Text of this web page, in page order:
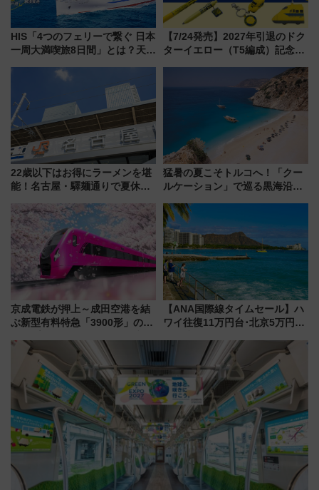
HIS「4つのフェリーで繋ぐ 日本
一周大満喫旅8日間」とは？天橋
の絶景＆限定グルメを網羅！煩
雑な手続きも不要でお手軽に楽
しめるプランが登場
【7/24発売】2027年引退のドク
ターイエロー（T5編成）記念グ
送の目覚まし時計など通販・販
22歳以下はお得にラーメンを堪
能！名古屋・驛麺通りで夏休み
よりスタート
猛暑の夏こそトルコへ！「クー
ルケーション」で巡る黒海沿岸
連検索数が前年比237％増、ナ
ショジオも認める『2026年に訪
れるべき世界の旅先』
京成電鉄が押上～成田空港を結
ぶ新型有料特急「3900形」のコ
募集も実施
【ANA国際線タイムセール】ハ
ワイ往復11万円台･北京5万円台
来春のGW旅行まで狙える激ア
ツ路線まとめ（8/10まで）